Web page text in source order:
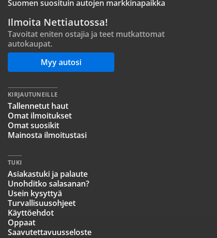
Suomen suosituin autojen markkinapaikka
Ilmoita Nettiautossa!
Tavoitat eniten ostajia ja teet mutkattomat
autokaupat.
Myy autosi
KIRJAUTUNEILLE
Tallennetut haut
Omat ilmoitukset
Omat suosikit
Mainosta ilmoitustasi
TUKI
Asiakastuki ja palaute
Unohditko salasanan?
Usein kysyttyä
Turvallisuusohjeet
Käyttöehdot
Oppaat
Saavutettavuusseloste